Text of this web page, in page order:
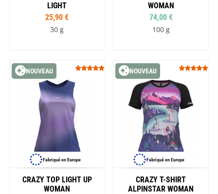
LIGHT
25,90 €
30 g
WOMAN
74,00 €
100 g
NOUVEAU
Fabriqué en Europe
CRAZY TOP LIGHT UP
WOMAN
NOUVEAU
Fabriqué en Europe
CRAZY T-SHIRT
ALPINSTAR WOMAN